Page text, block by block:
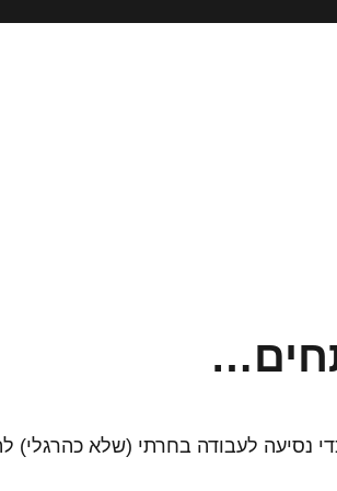
נסיעה לעבודה בחרתי (שלא כהרגלי)